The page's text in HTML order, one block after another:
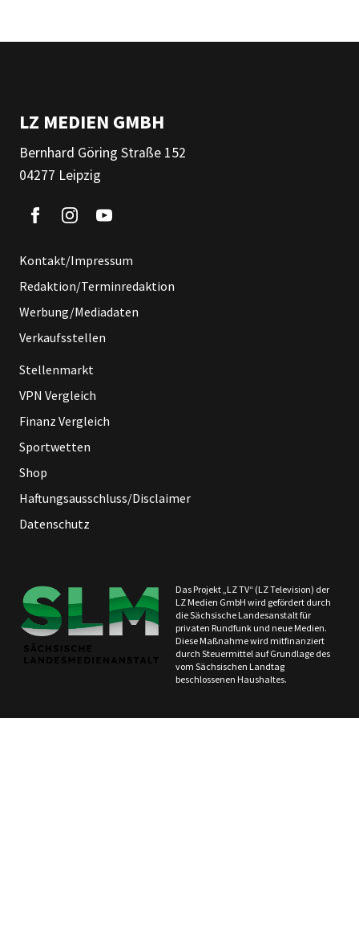
LZ MEDIEN GMBH
Bernhard Göring Straße 152
04277 Leipzig
Kontakt/Impressum
Redaktion/Terminredaktion
Werbung/Mediadaten
Verkaufsstellen
Stellenmarkt
VPN Vergleich
Finanz Vergleich
Sportwetten
Shop
Haftungsausschluss/Disclaimer
Datenschutz
Das Projekt „LZ TV“ (LZ Television) der
LZ Medien GmbH wird gefördert durch
die Sächsische Landesanstalt für
privaten Rundfunk und neue Medien.
Diese Maßnahme wird mitfinanziert
durch Steuermittel auf Grundlage des
vom Sächsischen Landtag
beschlossenen Haushaltes.